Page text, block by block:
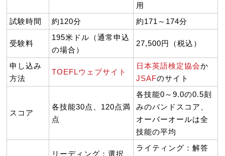
用
試験時間
約120分 約171～174分
受験料
195米ドル（通常申込
の場合）
27,500円（税込）
申し込み
方法
TOEFLウェブサイト
日本英語検定協会か
JSAFのサイト
スコア
各技能30点、120点満
点
各技能0～9.0の0.5刻
みのバンドスコア、
オーバーオールは全
技能の平均
リーディング：選択
ライティング：解答